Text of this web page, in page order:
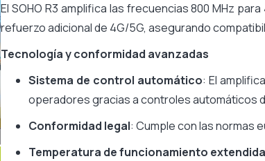
El SOHO R3 amplifica las frecuencias 800 MHz
refuerzo adicional de 4G/5G, asegurando
Tecnología y conformidad avanzadas
Sistema de control automático: El
operadores gracias a controles automáticos
Conformidad legal: Cumple con las normas
Temperatura de funcionamiento extendida